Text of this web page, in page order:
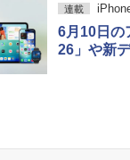
連載
6月10日の
26」や新